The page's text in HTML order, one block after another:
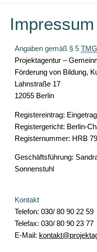
Impressum
Angaben gemäß § 5 TMG
Projektagentur –
Förderung von Bildung,
Lahnstraße 17
12055 Berlin
Registereintrag:
Registergericht: Berlin-
Registernummer: HRB
Geschäftsführung:
Sonnenstuhl
Kontakt
Telefon: 030/ 80 90 22 59
Telefax: 030/ 80 90 23 77
E-Mail: